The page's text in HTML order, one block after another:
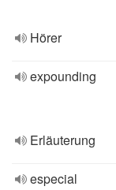
Hörer
expounding
Erläuterung
especial